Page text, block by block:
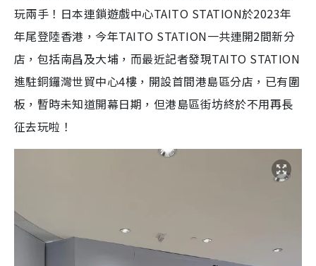
玩兩手！日本連鎖遊戲中心TAITO STATION於2023年
年尾登陸香港，今年TAITO STATION一共連開2間新分
店，包括南昌及大埔，而最近記者發現TAITO STATION
進駐銅鑼灣世貿中心4樓，開設首間港島區分店，已有圍
板，暫時未知道開幕日期，但港島區街坊終於不用再長
征去玩啦！